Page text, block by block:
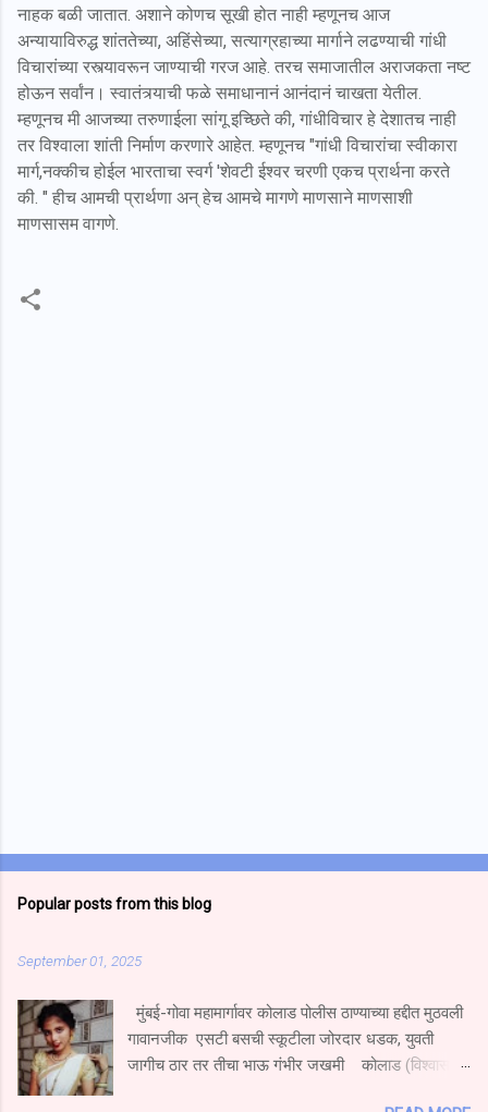
नाहक बळी जातात. अशाने कोणच सूखी होत नाही म्हणूनच आज
अन्यायाविरुद्ध शांततेच्या, अहिंसेच्या, सत्याग्रहाच्या मार्गाने लढण्याची गांधी
विचारांच्या रस्त्यावरून जाण्याची गरज आहे. तरच समाजातील अराजकता नष्ट
होऊन सर्वांन। स्वातंत्र्याची फळे समाधानानं आनंदानं चाखता येतील.
म्हणूनच मी आजच्या तरुणाईला सांगू इच्छिते की, गांधीविचार हे देशातच नाही
तर विश्वाला शांती निर्माण करणारे आहेत. म्हणूनच "गांधी विचारांचा स्वीकारा
मार्ग,नक्कीच होईल भारताचा स्वर्ग 'शेवटी ईश्वर चरणी एकच प्रार्थना करते
की. " हीच आमची प्रार्थणा अन् हेच आमचे मागणे माणसाने माणसाशी
माणसासम वागणे.
Popular posts from this blog
September 01, 2025
मुंबई-गोवा महामार्गावर कोलाड पोलीस ठाण्याच्या हद्दीत मुठवली
गावानजीक एसटी बसची स्कूटीला जोरदार धडक, युवती
जागीच ठार तर तीचा भाऊ गंभीर जखमी कोलाड (विश्वास